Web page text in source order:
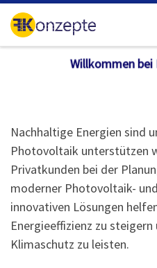
Zum Inhalt springen
Willkommen
Nachhaltige Energien sind
Photovoltaik unterstützen
Privatkunden bei der
moderner Photovoltaik-
innovativen Lösungen
Energieeffizienz zu
Klimaschutz zu leisten.